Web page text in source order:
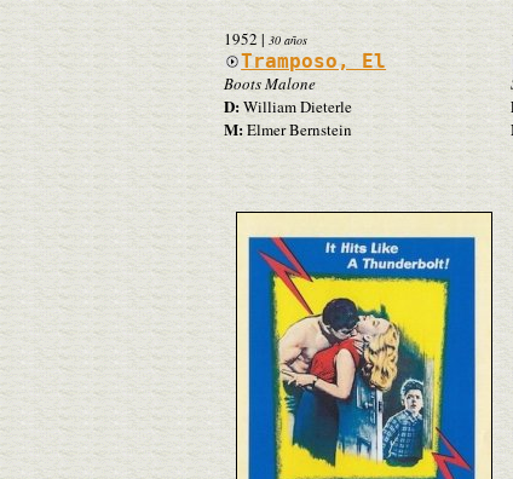
1952 | 30 años
Tramposo, El
Boots Malone
D:William Dieterle
M:Elmer Bernstein